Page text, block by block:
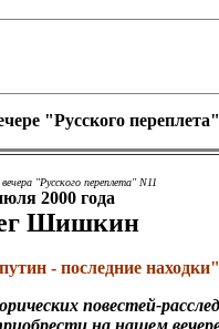
"Русского
"Русского переплета" N11
2000 года
Шишкин
- последние находки"
повестей-
на нашем